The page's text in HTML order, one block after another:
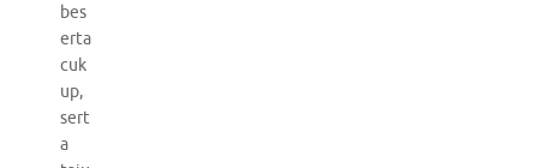
bes
erta
cuk
up,
sert
a